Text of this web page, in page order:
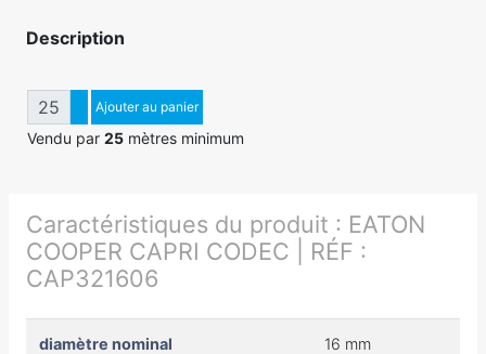
Description
QuantitéAugmenter quantité
Diminuer quantité
Ajouter au panier
Vendu par 25 mètres minimum
Caractéristiques du produit : EATON
COOPER CAPRI CODEC | RÉF :
CAP321606
diamètre nominal 16 mm